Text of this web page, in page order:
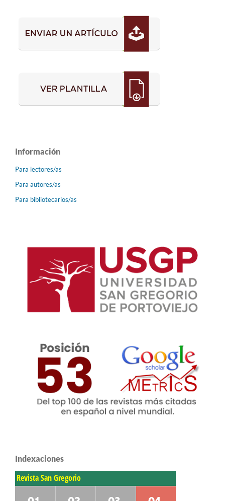
Información
Para lectores/as
Para autores/as
Para bibliotecarios/as
Indexaciones